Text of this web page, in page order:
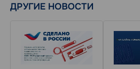
ДРУГИЕ НОВОСТИ